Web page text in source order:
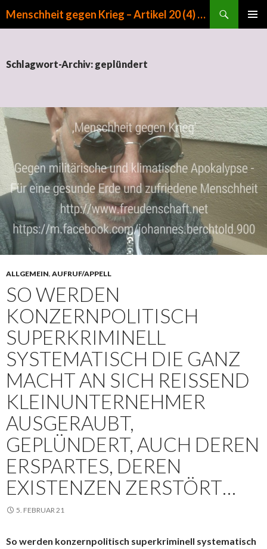
Menschheit gegen Krieg – Artikel 20 (4) GG
Schlagwort-Archiv: geplündert
ALLGEMEIN, AUFRUF/APPELL
SO WERDEN
KONZERNPOLITISCH
SUPERKRIMINELL
SYSTEMATISCH DIE GANZ
MACHT AN SICH REISSEND K
LEINUNTERNEHMER A
USGERAUBT, G
EPLÜNDERT, AUCH DEREN E
RSPARTES, DEREN E
XISTENZEN ZERSTÖRT…
5. FEBRUAR 21
So werden konzernpolitisch superkriminell systematisch